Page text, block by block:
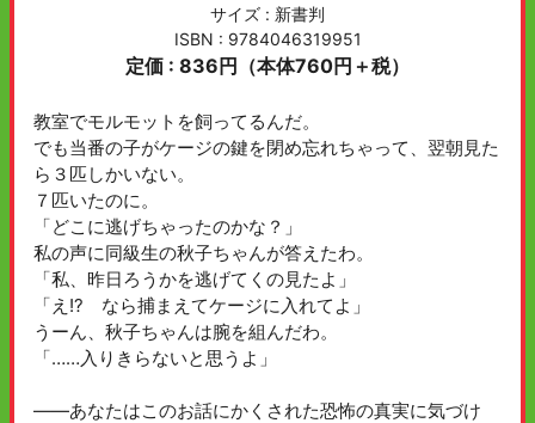
サイズ : 新書判
ISBN : 9784046319951
定価 : 836円（本体760円＋税）
教室でモルモットを飼ってるんだ。
でも当番の子がケージの鍵を閉め忘れちゃって、翌朝見た
ら３匹しかいない。
７匹いたのに。
「どこに逃げちゃったのかな？」
私の声に同級生の秋子ちゃんが答えたわ。
「私、昨日ろうかを逃げてくの見たよ」
「え!? なら捕まえてケージに入れてよ」
うーん、秋子ちゃんは腕を組んだわ。
「……入りきらないと思うよ」
――あなたはこのお話にかくされた恐怖の真実に気づけ